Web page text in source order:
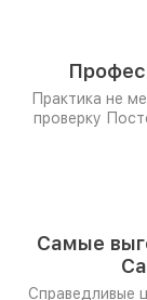
Практика не
проверку
Самые
Справедливые